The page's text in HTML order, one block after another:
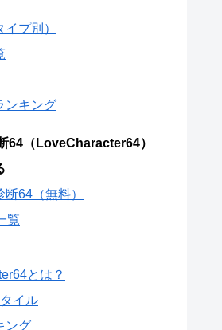
プ別）
ンキング
64（LoveCharacter64）
64（無料）
覧
とは？
イル
ング